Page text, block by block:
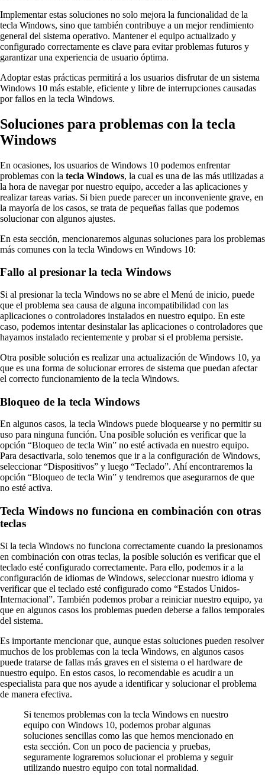
Implementar estas soluciones no solo mejora la funcionalidad de la
tecla Windows, sino que también contribuye a un mejor rendimiento
general del sistema operativo. Mantener el equipo actualizado y
configurado correctamente es clave para evitar problemas futuros y
garantizar una experiencia de usuario óptima.
Adoptar estas prácticas permitirá a los usuarios disfrutar de un sistema
Windows 10 más estable, eficiente y libre de interrupciones causadas
por fallos en la tecla Windows.
Soluciones para problemas con la tecla
Windows
En ocasiones, los usuarios de Windows 10 podemos enfrentar
problemas con la tecla Windows, la cual es una de las más utilizadas a
la hora de navegar por nuestro equipo, acceder a las aplicaciones y
realizar tareas varias. Si bien puede parecer un inconveniente grave, en
la mayoría de los casos, se trata de pequeñas fallas que podemos
solucionar con algunos ajustes.
En esta sección, mencionaremos algunas soluciones para los problemas
más comunes con la tecla Windows en Windows 10:
Fallo al presionar la tecla Windows
Si al presionar la tecla Windows no se abre el Menú de inicio, puede
que el problema sea causa de alguna incompatibilidad con las
aplicaciones o controladores instalados en nuestro equipo. En este
caso, podemos intentar desinstalar las aplicaciones o controladores que
hayamos instalado recientemente y probar si el problema persiste.
Otra posible solución es realizar una actualización de Windows 10, ya
que es una forma de solucionar errores de sistema que puedan afectar
el correcto funcionamiento de la tecla Windows.
Bloqueo de la tecla Windows
En algunos casos, la tecla Windows puede bloquearse y no permitir su
uso para ninguna función. Una posible solución es verificar que la
opción “Bloqueo de tecla Win” no esté activada en nuestro equipo.
Para desactivarla, solo tenemos que ir a la configuración de Windows,
seleccionar “Dispositivos” y luego “Teclado”. Ahí encontraremos la
opción “Bloqueo de tecla Win” y tendremos que asegurarnos de que
no esté activa.
Tecla Windows no funciona en combinación con otras
teclas
Si la tecla Windows no funciona correctamente cuando la presionamos
en combinación con otras teclas, la posible solución es verificar que el
teclado esté configurado correctamente. Para ello, podemos ir a la
configuración de idiomas de Windows, seleccionar nuestro idioma y
verificar que el teclado esté configurado como “Estados Unidos-
Internacional”. También podemos probar a reiniciar nuestro equipo, ya
que en algunos casos los problemas pueden deberse a fallos temporales
del sistema.
Es importante mencionar que, aunque estas soluciones pueden resolver
muchos de los problemas con la tecla Windows, en algunos casos
puede tratarse de fallas más graves en el sistema o el hardware de
nuestro equipo. En estos casos, lo recomendable es acudir a un
especialista para que nos ayude a identificar y solucionar el problema
de manera efectiva.
Si tenemos problemas con la tecla Windows en nuestro
equipo con Windows 10, podemos probar algunas
soluciones sencillas como las que hemos mencionado en
esta sección. Con un poco de paciencia y pruebas,
seguramente lograremos solucionar el problema y seguir
utilizando nuestro equipo con total normalidad.